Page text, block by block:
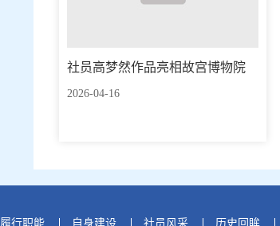
社员高梦然作品亮相故宫博物院
2026-04-16
履行职能 自身建设 社员风采 历史回眸